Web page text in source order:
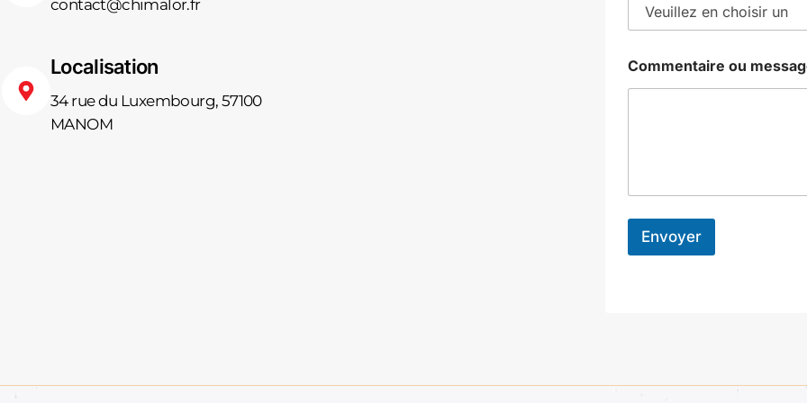
contact@chimalor.fr
Localisation
34 rue du Luxembourg, 57100
MANOM
e
e
Commentaire ou
Envoyer